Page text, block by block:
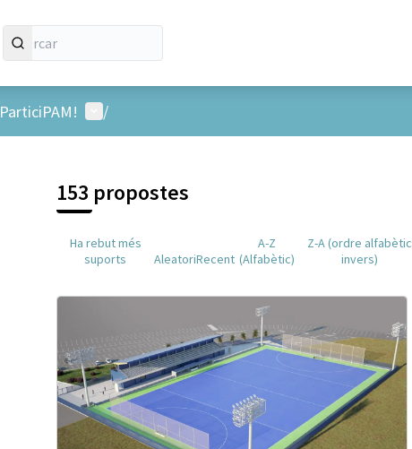
ParticiPAM! Menú d'usuari
/
153 propostes
Ha rebut més
suports
AleatoriRecent
A-Z
(Alfabètic)
Z-A (ordre alfabètic
invers)